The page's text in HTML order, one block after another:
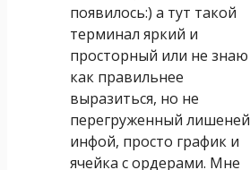
появилось:) а тут такой
терминал яркий и
просторный или не знаю
как правильнее
выразиться, но не
перегруженный лишеней
инфой, просто график и
ячейка с ордерами. Мне